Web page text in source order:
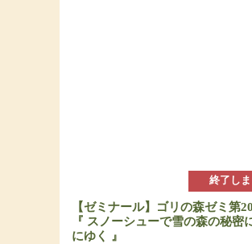
終了し
【ゼミナール】ゴリの森ゼミ第
『 スノーシューで雪の森の秘密
にゆく 』